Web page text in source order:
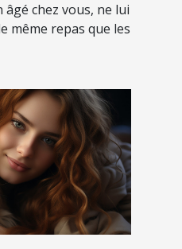
âgé chez vous, ne lui
même repas que les